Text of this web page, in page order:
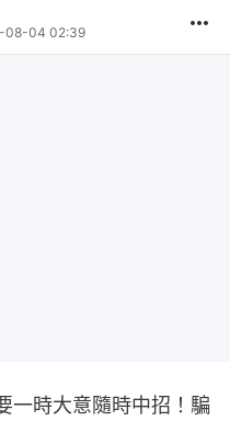
08-04 02:39
一時大意隨時中招！騙